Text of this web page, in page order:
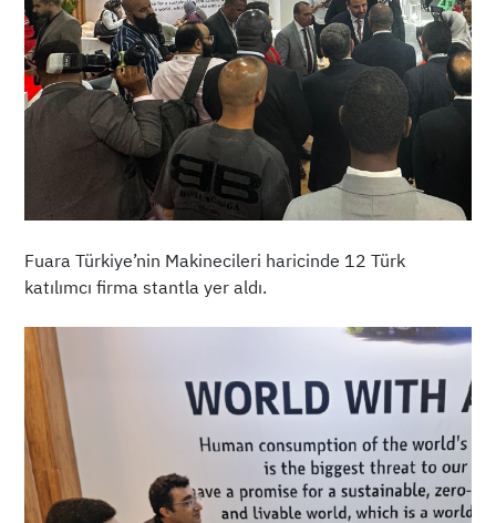
Fuara Türkiye’nin Makinecileri haricinde 12 Türk
katılımcı firma stantla yer aldı.